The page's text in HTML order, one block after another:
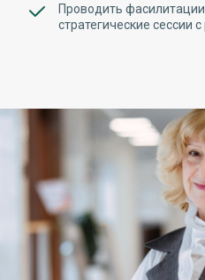
Проводить
стратегические сессии